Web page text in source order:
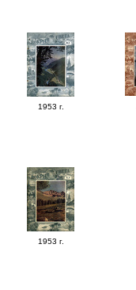
1953 г.
1953 г.